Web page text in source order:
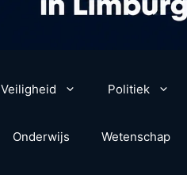
Veiligheid Politiek
Onderwijs Wetenschap